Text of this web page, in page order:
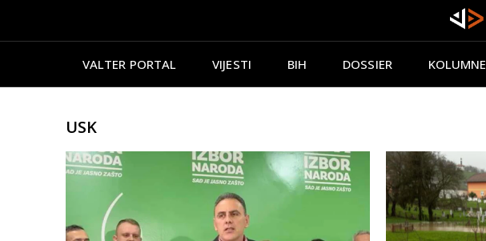
VALTER PORTAL VIJESTI BIH DOSSIER KOLUMNE
USK